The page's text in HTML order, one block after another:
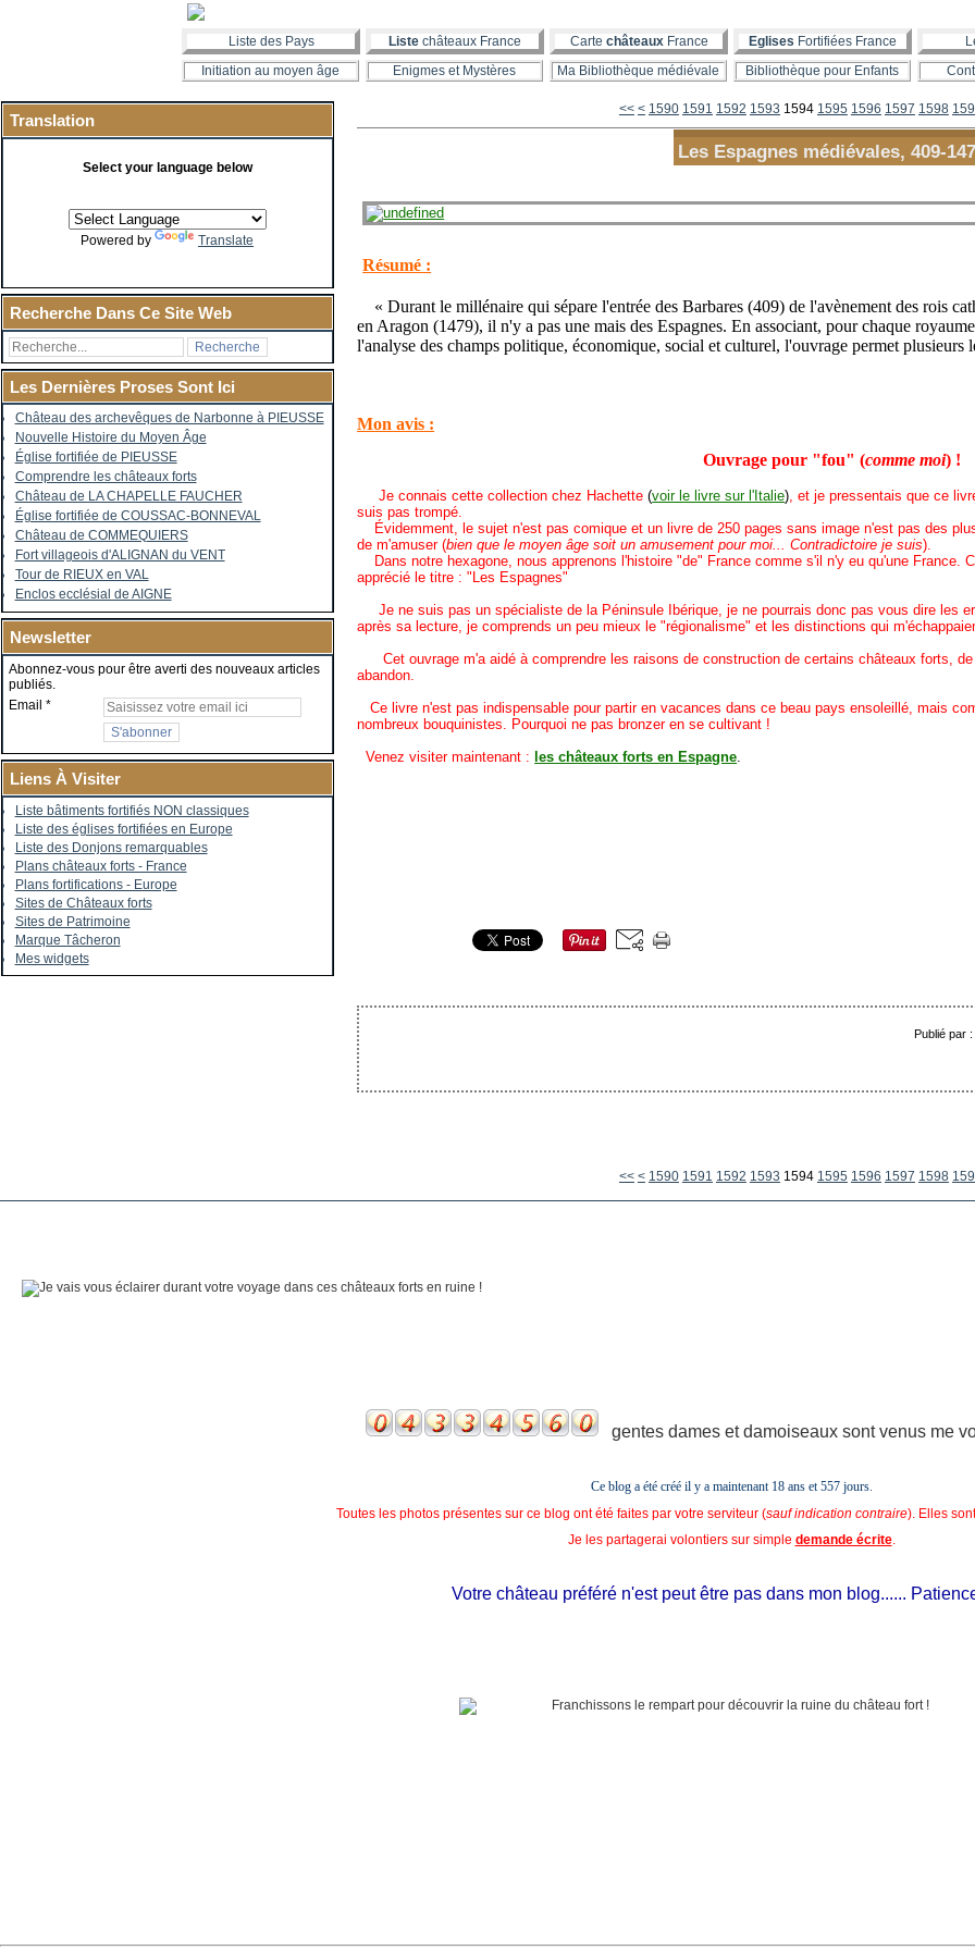
Liste des Pays Liste châteaux France Carte châteauxFrance Eglises Fortifiées France
Initiation au moyen âge
Enigmes et Mystères Ma Bibliothèque médiévale Bibliothèque pour Enfants
Translation
Select your language below
Powered by Translate
Recherche Dans Ce Site Web
Les Dernières Proses Sont Ici
Château des archevêques de Narbonne à PIEUSSE
Nouvelle Histoire du Moyen Âge
Église fortifiée de PIEUSSE
Comprendre les châteaux forts
Château de LA CHAPELLE FAUCHER
Église fortifiée de COUSSAC-BONNEVAL
Château de COMMEQUIERS
Fort villageois d'ALIGNAN du VENT
Tour de RIEUX en VAL
Enclos ecclésial de AIGNE
Newsletter
Abonnez-vous pour être averti des nouveaux articles
publiés.
Email
Liens À Visiter
Liste bâtiments fortifiés NON classiques
Liste des églises fortifiées en Europe
Liste des Donjons remarquables
Plans châteaux forts - France
Plans fortifications - Europe
Sites de Châteaux forts
Sites de Patrimoine
Marque Tâcheron
Mes widgets
<< < 1500
1510
1520
1530
1540
1550
1560
1570
1580
1590 1591 1592 1593 1594 1595 1596 1597 1598
Les Espagnes médiévales, 409-
Résumé :
« Durant le millénaire qui sépare l'entrée des Barbares (409) de l'avènement des rois
en Aragon (1479), il n'y a pas une mais des Espagnes. En associant, pour chaque
l'analyse des champs politique, économique, social et culturel, l'ouvrage permet plusieurs
Mon avis :
Ouvrage pour "fou" (comme moi) !
Je connais cette collection chez Hachette (voir le livre sur l'Italie) , et je pressentais que ce
suis pas trompé.
Évidemment, le sujet n'est pas comique et un livre de 250 pages sans image n'est pas des
de m'amuser (bien que le moyen âge soit un amusement pour moi... Contradictoire je suis).
Dans notre hexagone, nous apprenons l'histoire "de" France comme s'il n'y eu qu'une France.
apprécié le titre : "Les Espagnes"
Je ne suis pas un spécialiste de la Péninsule Ibérique, je ne pourrais donc pas vous dire les
après sa lecture, je comprends un peu mieux le "régionalisme" et les distinctions qui
Cet ouvrage m'a aidé à comprendre les raisons de construction de certains châteaux forts,
abandon.
Ce livre n'est pas indispensable pour partir en vacances dans ce beau pays ensoleillé, mais
nombreux bouquinistes. Pourquoi ne pas bronzer en se cultivant !
Venez visiter maintenant : les châteaux forts en Espagne
Publié par
<< < 1500
1510
1520
1530
1540
1550
1560
1570
1580
1590 1591 1592 1593 1594 1595 1596 1597 1598
gentes dames et damoiseaux sont venus me
Ce blog a été créé il y a maintenant 18 ans et557 jours.
Toutes les photos présentes sur ce blog ont été faites par votre serviteur (sauf indication contraire). Elles
Je les partagerai volontiers sur simple demande écrite.
Votre château préféré n'est peut être pas dans mon blog......